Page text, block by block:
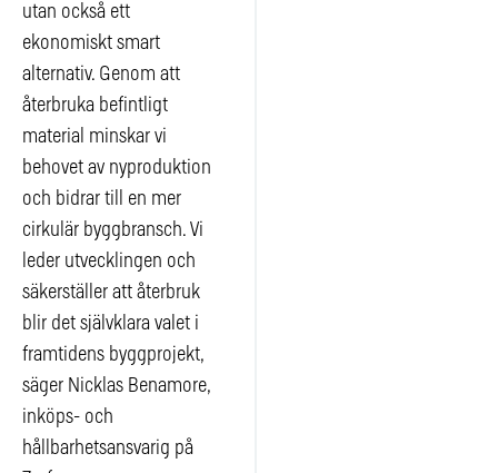
utan också ett
ekonomiskt smart
alternativ. Genom att
återbruka befintligt
material minskar vi
behovet av nyproduktion
och bidrar till en mer
cirkulär byggbransch. Vi
leder utvecklingen och
säkerställer att återbruk
blir det självklara valet i
framtidens byggprojekt,
säger Nicklas Benamore,
inköps- och
hållbarhetsansvarig på